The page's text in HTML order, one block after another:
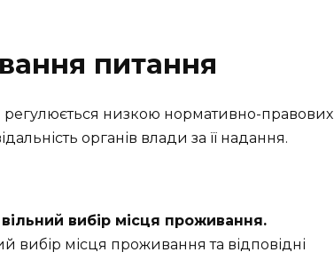
питання
низкою нормативно-правових
органів влади за її надання.
вибір місця проживання.
вибір місця проживання та відповідні